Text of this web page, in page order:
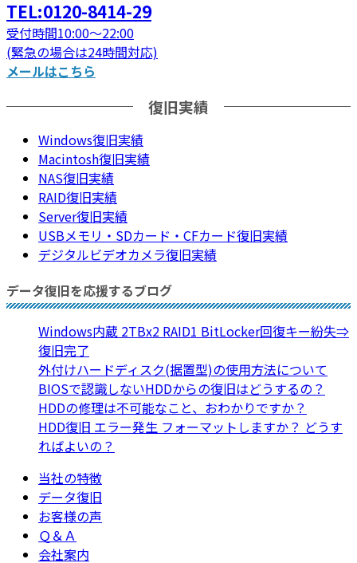
TEL:0120-8414-29
受付時間10:00～22:00
(緊急の場合は24時間対応)
メールはこちら
復旧実績
Windows復旧実績
Macintosh復旧実績
NAS復旧実績
RAID復旧実績
Server復旧実績
USBメモリ・SDカード・CFカード復旧実績
デジタルビデオカメラ復旧実績
データ復旧を応援するブログ
Windows内蔵 2TBx2 RAID1 BitLocker回復キー紛失⇒
復旧完了
外付けハードディスク(据置型)の使用方法について
BIOSで認識しないHDDからの復旧はどうするの？
HDDの修理は不可能なこと、おわかりですか？
HDD復旧 エラー発生 フォーマットしますか？ どうす
ればよいの？
当社の特徴
データ復旧
お客様の声
Ｑ＆Ａ
会社案内